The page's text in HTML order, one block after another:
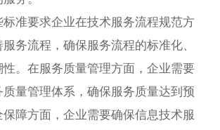
准要求企业在技术服务流程规范方
务流程，确保服务流程的标准化、
。在服务质量管理方面，企业需要
量管理体系，确保服务质量达到预
障方面，企业需要确保信息技术服